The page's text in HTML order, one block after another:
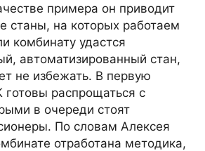
примера он приводит
станы, на которых работаем
комбинату удастся
автоматизированный стан,
не избежать. В первую
распрощаться с
в очереди стоят
По словам Алексея
отработана методика,